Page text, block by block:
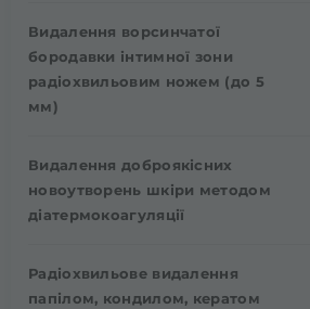
Видалення ворсинчатої
бородавки інтимної зони
радіохвильовим ножем (до 5
мм)
Видалення доброякісних
новоутворень шкіри методом
діатермокоагуляції
Радіохвильове видалення
папілом, кондилом, кератом